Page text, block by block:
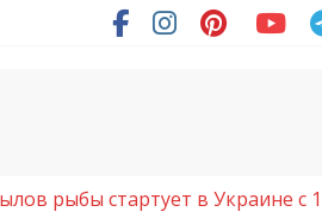
рыбы стартует в Украине с